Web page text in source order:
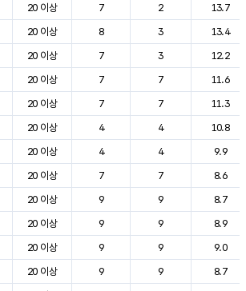
20 이상 7 2
13.7
20 이상 8 3
13.4
20 이상 7 3
12.2
20 이상 7 7
11.6
20 이상 7 7
11.3
20 이상 4 4
10.8
20 이상 4 4
9.9
20 이상 7 7
8.6
20 이상 9 9
8.7
20 이상 9 9
8.9
20 이상 9 9
9.0
20 이상 9 9
8.7